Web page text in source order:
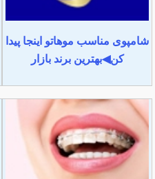
شامپوی مناسب موهاتو اینجا پیدا
کن◀بهترین برند بازار